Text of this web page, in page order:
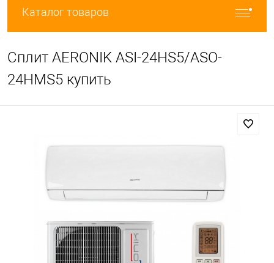
Каталог товаров
Сплит AERONIK ASI-24HS5/ASO-
24HMS5 купить